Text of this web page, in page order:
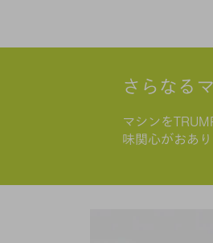
さらなる
マシンを
味関心がおあ